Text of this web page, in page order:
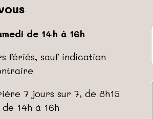
de 14h à 16h
fériés, sauf indication
7 jours sur 7, de 8h15
14h à 16h